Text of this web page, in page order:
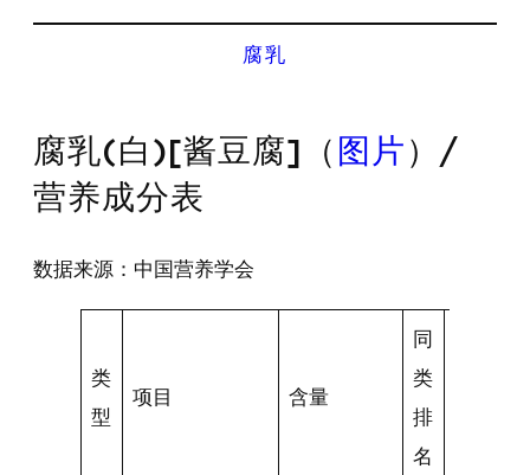
腐乳
腐乳(白)[酱豆腐]（ 图片 ）/
营养成分表
数据来源：中国营养学会
类
型
项目 含量
同
类
排
名